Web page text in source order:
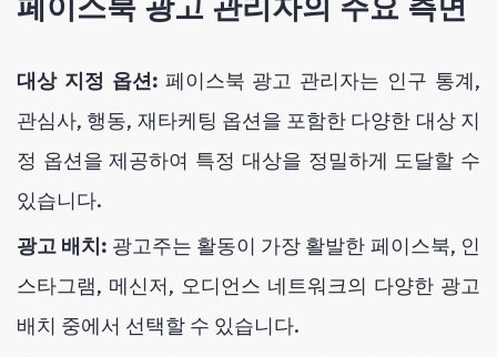
대상 지정 옵션:페이스북 광고 관리자는 인구 통계,
관심사, 행동, 재타케팅 옵션을 포함한 다양한 대상 지
정 옵션을 제공하여 특정 대상을 정밀하게 도달할 수
있습니다.
광고 배치: 광고주는 활동이 가장 활발한 페이스북, 인
스타그램, 메신저, 오디언스 네트워크의 다양한 광고
배치 중에서 선택할 수 있습니다.